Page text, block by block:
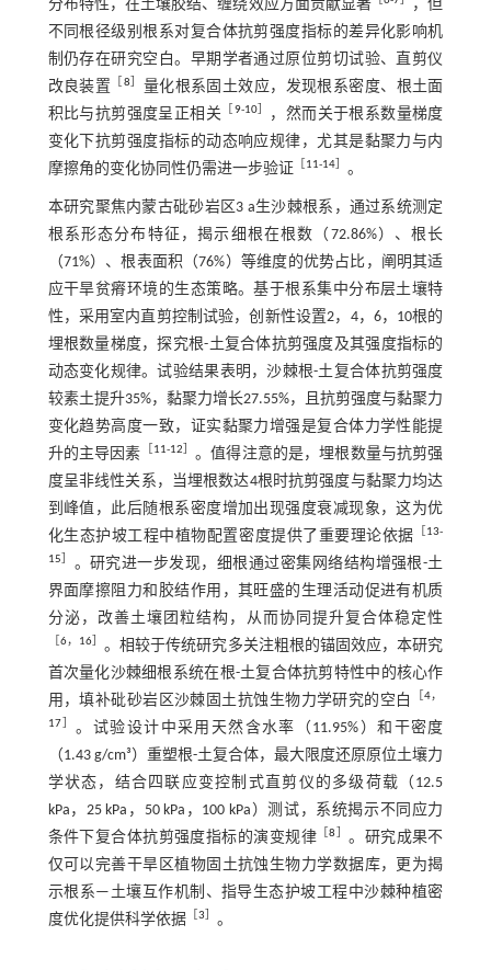
分布特性，在土壤胶结、缠绕效应方面贡献显著
，但
不同根径级别根系对复合体抗剪强度指标的差异化影响机
制仍存在研究空白。早期学者通过原位剪切试验、直剪仪
改良装置
［8］ 量化根系固土效应，发现根系密度、根土面
积比与抗剪强度呈正相关 ［9-10］
，然而关于根系数量梯度
变化下抗剪强度指标的动态响应规律，尤其是黏聚力与内
摩擦角的变化协同性仍需进一步验证［11-14］ 。
本研究聚焦内蒙古砒砂岩区3 a生沙棘根系，通过系统测定
根系形态分布特征，揭示细根在根数（72.86%）、根长
（71%）、根表面积（76%）等维度的优势占比，阐明其适
应干旱贫瘠环境的生态策略。基于根系集中分布层土壤特
性，采用室内直剪控制试验，创新性设置2，4，6，10根的
埋根数量梯度，探究根-土复合体抗剪强度及其强度指标的
动态变化规律。试验结果表明，沙棘根-土复合体抗剪强度
较素土提升35%，黏聚力增长27.55%，且抗剪强度与黏聚力
变化趋势高度一致，证实黏聚力增强是复合体力学性能提
升的主导因素 ［11-12］ 。值得注意的是，埋根数量与抗剪强
度呈非线性关系，当埋根数达4根时抗剪强度与黏聚力均达
到峰值，此后随根系密度增加出现强度衰减现象，这为优
化生态护坡工程中植物配置密度提供了重要理论依据 ［13-
15］ 。研究进一步发现，细根通过密集网络结构增强根-土
界面摩擦阻力和胶结作用，其旺盛的生理活动促进有机质
分泌，改善土壤团粒结构，从而协同提升复合体稳定性
［6， 16］ 。相较于传统研究多关注粗根的锚固效应，本研究
首次量化沙棘细根系统在根-土复合体抗剪特性中的核心作
用，填补砒砂岩区沙棘固土抗蚀生物力学研究的空白
［4，
17］ 。试验设计中采用天然含水率（11.95%）和干密度
（1.43 g/cm³）重塑根-土复合体，最大限度还原原位土壤力
学状态，结合四联应变控制式直剪仪的多级荷载（12.5
kPa，25 kPa，50 kPa，100 kPa）测试，系统揭示不同应力
条件下复合体抗剪强度指标的演变规律［8］ 。研究成果不
仅可以完善干旱区植物固土抗蚀生物力学数据库，更为揭
示根系—土壤互作机制、指导生态护坡工程中沙棘种植密
度优化提供科学依据［3］ 。